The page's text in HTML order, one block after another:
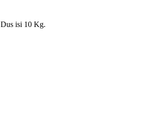
Dus isi 10 Kg.